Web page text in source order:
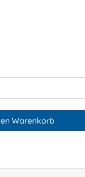
Warenkorb